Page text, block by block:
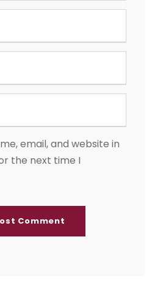
email, and website in
the next time I